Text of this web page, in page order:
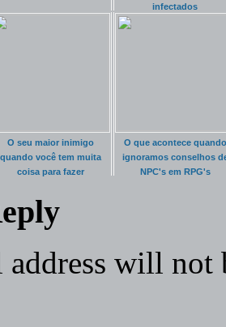
infectados
O seu maior inimigo
quando você tem muita
coisa para fazer
O que acontece quando
ignoramos conselhos
NPC's em RPG's
address will not